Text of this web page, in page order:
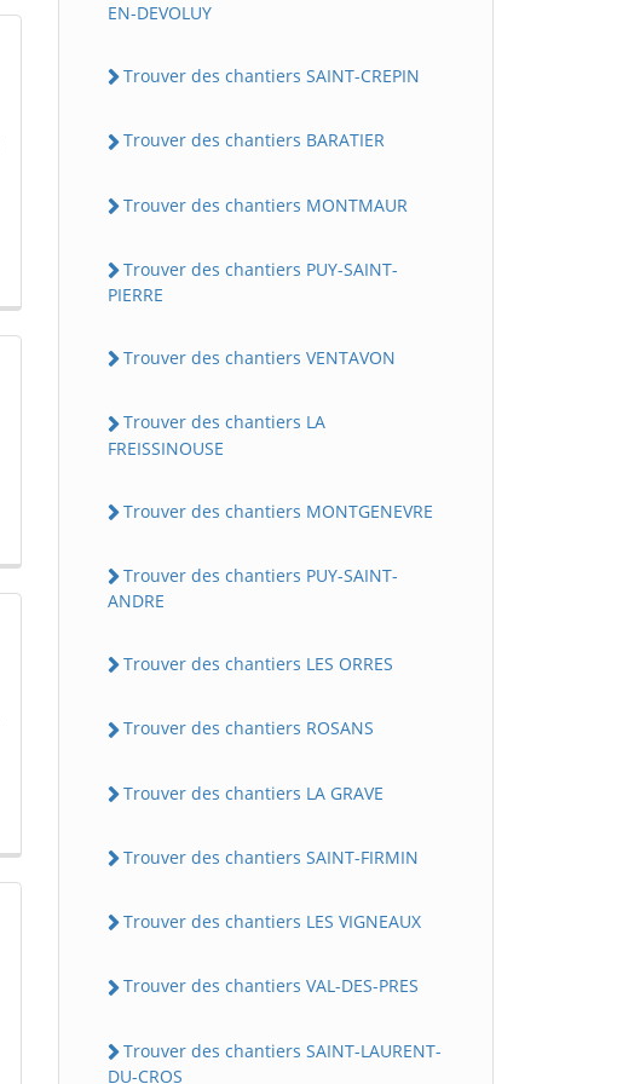
EN-DEVOLUY
Trouver des chantiers SAINT-CREPIN
Trouver des chantiers BARATIER
Trouver des chantiers MONTMAUR
Trouver des chantiers PUY-SAINT-
PIERRE
Trouver des chantiers VENTAVON
Trouver des chantiers LA
FREISSINOUSE
Trouver des chantiers MONTGENEVRE
Trouver des chantiers PUY-SAINT-
ANDRE
Trouver des chantiers LES ORRES
Trouver des chantiers ROSANS
Trouver des chantiers LA GRAVE
Trouver des chantiers SAINT-FIRMIN
Trouver des chantiers LES VIGNEAUX
Trouver des chantiers VAL-DES-PRES
Trouver des chantiers SAINT-LAURENT-
DU-CROS